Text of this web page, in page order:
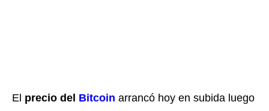
El precio del Bitcoin arrancó hoy en subida luego